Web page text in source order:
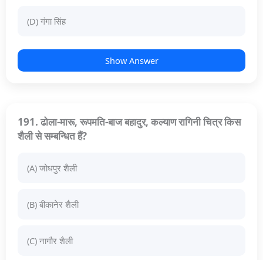
(D) गंगा सिंह
Show Answer
191. ढोला-मारू, रूपमति-बाज बहादुर, कल्याण रागिनी चित्र किस
शैली से सम्बन्धित हैं?
(A) जोधपुर शैली
(B) बीकानेर शैली
(C) नागौर शैली